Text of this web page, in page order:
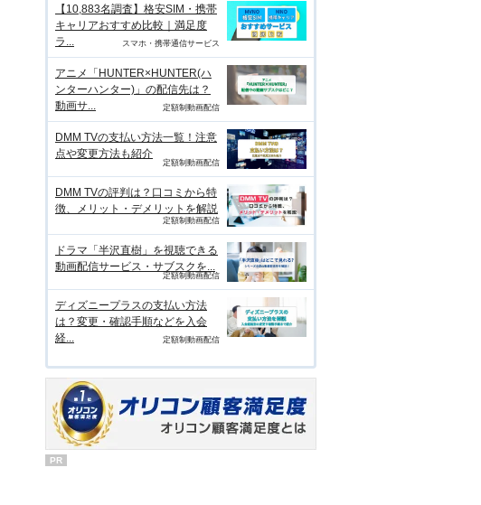
【10,883名調査】格安SIM・携帯
キャリアおすすめ比較｜満足度
ラ...
スマホ・携帯通信サービス
アニメ「HUNTER×HUNTER(ハ
ンターハンター)」の配信先は？
動画サ...
定額制動画配信
DMM TVの支払い方法一覧！注意
点や変更方法も紹介
定額制動画配信
DMM TVの評判は？口コミから特
徴、メリット・デメリットを解説
定額制動画配信
ドラマ「半沢直樹」を視聴できる
動画配信サービス・サブスクを...
定額制動画配信
ディズニープラスの支払い方法
は？変更・確認手順などを入会
経...
定額制動画配信
PR